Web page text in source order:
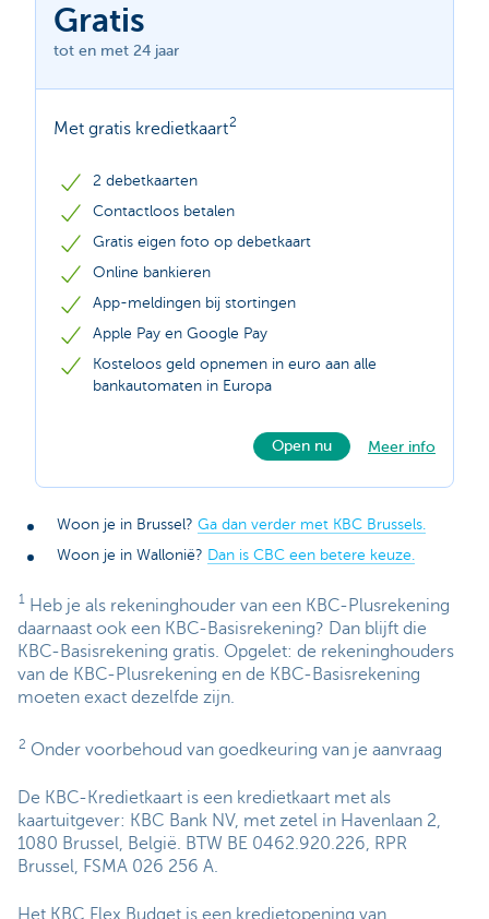
Gratis
tot en met 24 jaar
Met gratis kredietkaart2
2 debetkaarten
Contactloos betalen
Gratis eigen foto op debetkaart
Online bankieren
App-meldingen bij stortingen
Apple Pay en Google Pay
Kosteloos geld opnemen in euro aan alle
bankautomaten in Europa
Open nu Meer info
Woon je in Brussel? Ga dan verder met KBC Brussels.
Woon je in Wallonië? Dan is CBC een betere keuze.
1 Heb je als rekeninghouder van een KBC-Plusrekening
daarnaast ook een KBC-Basisrekening? Dan blijft die
KBC-Basisrekening gratis. Opgelet: de rekeninghouders
van de KBC-Plusrekening en de KBC-Basisrekening
moeten exact dezelfde zijn.
2 Onder voorbehoud van goedkeuring van je aanvraag
De KBC-Kredietkaart is een kredietkaart met als
kaartuitgever: KBC Bank NV, met zetel in Havenlaan 2,
1080 Brussel, België. BTW BE 0462.920.226, RPR
Brussel, FSMA 026 256 A.
Het KBC Flex Budget is een kredietopening van